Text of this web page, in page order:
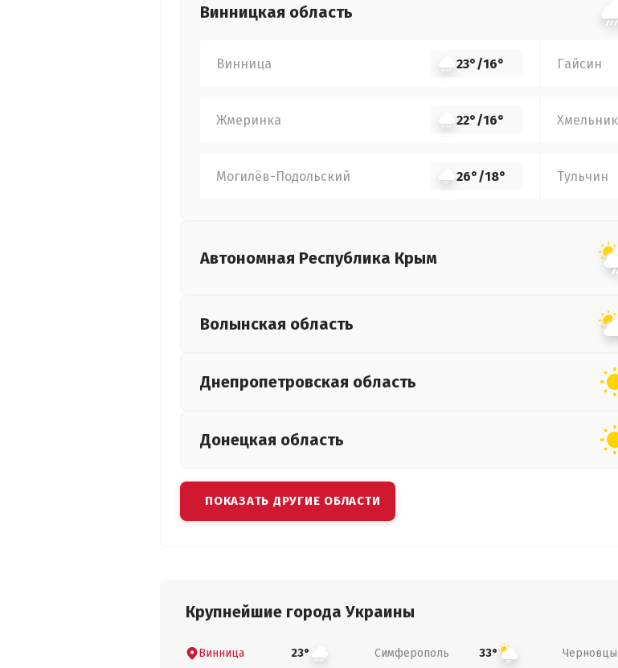
Винницкая область
Винница 23°/16° Гайсин
Жмеринка 22°/16° Хмельник
Могилёв-Подольский 26°/18° Тульчин
Автономная Республика Крым
Волынская область
Днепропетровская область
Донецкая область
ПОКАЗАТЬ ДРУГИЕ ОБЛАСТИ
Крупнейшие города Украины
Винница 23° Симферополь 33° Черновцы